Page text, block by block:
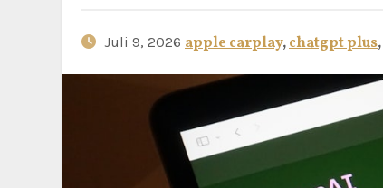
Juli 9, 2026 apple carplay,chatgpt plus,